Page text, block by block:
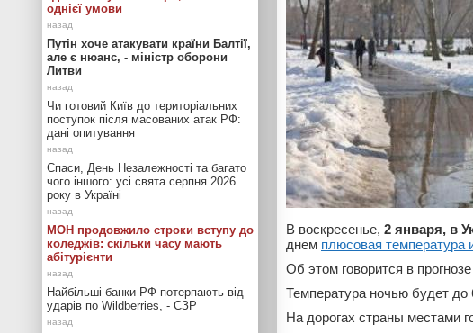
В воскресенье, 2 января, в
днем плюсовая температура
Об этом говорится в
Температура ночью будет до
На дорогах страны местами
однієї умови
Путін хоче атакувати країни Балтії,
але є нюанс, - міністр оборони
Литви
Чи готовий Київ до територіальних
поступок після масованих атак РФ:
дані опитування
Спаси, День Незалежності та багато
чого іншого: усі свята серпня 2026
року в Україні
МОН продовжило строки вступу до
коледжів: скільки часу мають
абітурієнти
Найбільші банки РФ потерпають від
ударів по Wildberries, - СЗР